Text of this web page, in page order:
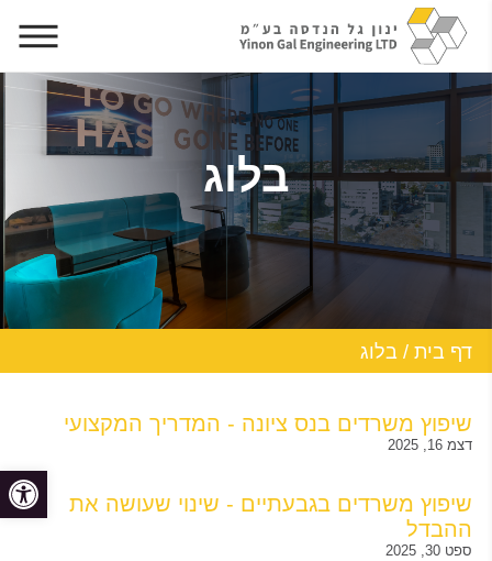
בלוג
דף בית / בלוג
שיפוץ משרדים בנס ציונה - המדריך המקצועי
דצמ 16, 2025
שיפוץ משרדים בגבעתיים - שינוי שעושה את
ההבדל
ספט 30, 2025